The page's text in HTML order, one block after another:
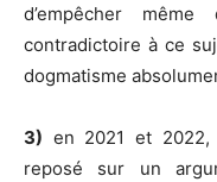
d’empêcher
contradictoire à ce
dogmatisme
3) en 2021 et 2022,
reposé sur un